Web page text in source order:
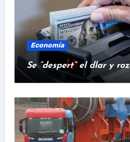
Economía
Se “despert” el dlar y